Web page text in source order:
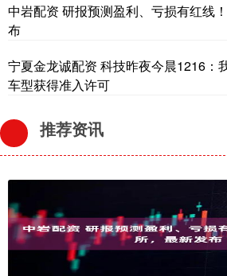
中岩配资 研报预测盈利、亏损有红线
布
宁夏金龙诚配资 科技昨夜今晨1216：
车型获得准入许可
推荐资讯